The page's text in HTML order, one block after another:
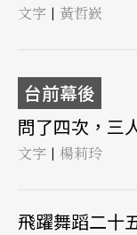
文字 | 黃哲嶔
台前幕後
問了四次，三
文字 | 楊莉玲
飛躍舞蹈二十